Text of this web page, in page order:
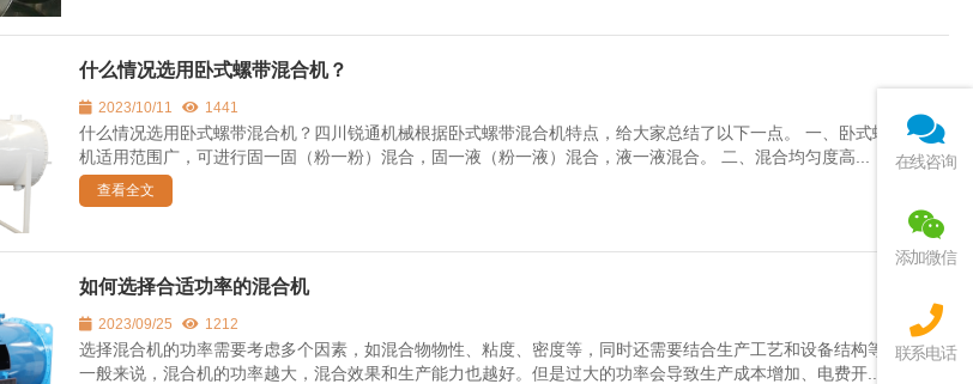
什么情况选用卧式螺带混合机？
2023/10/11 1441
什么情况选用卧式螺带混合机？四川锐通机械根据卧式螺带混合机特点，给大家总结了以下一点。 一、卧式螺带混合
机适用范围广，可进行固一固（粉一粉）混合，固一液（粉一液）混合，液一液混合。 二、混合均匀度高...
查看全文
如何选择合适功率的混合机
2023/09/25 1212
选择混合机的功率需要考虑多个因素，如混合物物性、粘度、密度等，同时还需要结合生产工艺和设备结构等因素。
一般来说，混合机的功率越大，混合效果和生产能力也越好。但是过大的功率会导致生产成本增加、电费开...
在线咨询
添加微信
联系电话